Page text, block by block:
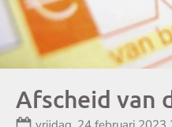
Afscheid van